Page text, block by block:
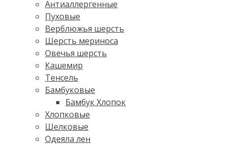
Антиаллергенные
Пуховые
Верблюжья шерсть
Шерсть мериноса
Овечья шерсть
Кашемир
Тенсель
Бамбуковые
Бамбук Хлопок
Хлопковые
Шелковые
Одеяла лен